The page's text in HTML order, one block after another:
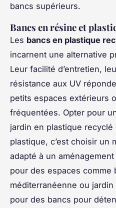
bancs supérieurs.
Bancs en résine et
Les bancs en plastique
incarnent une alternative
Leur facilité d’entretien,
résistance aux UV
petits espaces extérieurs
fréquentées. Opter pour
jardin en plastique
plastique, c’est choisir un
adapté à un
pour des espaces comme
méditerranéenne ou
pour des bancs pour